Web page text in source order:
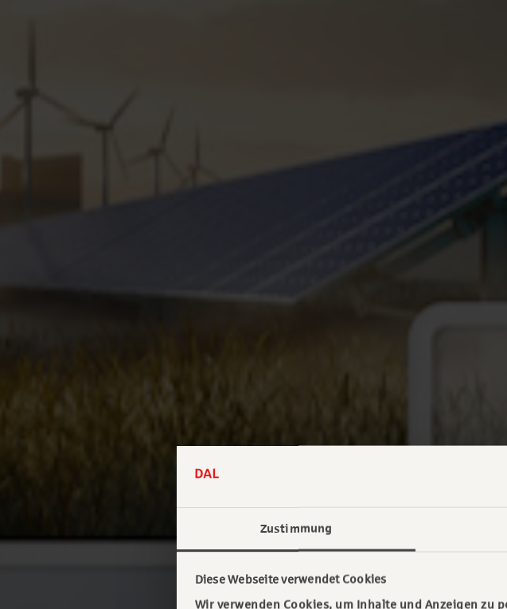
Zustimmung
Diese Webseite verwendet Cookies
Wir verwenden Cookies, um Inhalte und Anzeigen zu